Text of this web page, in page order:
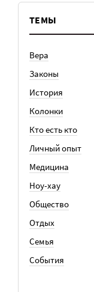
ТЕМЫ
Вера
Законы
История
Колонки
Кто есть кто
Личный опыт
Медицина
Ноу-хау
Общество
Отдых
Семья
События